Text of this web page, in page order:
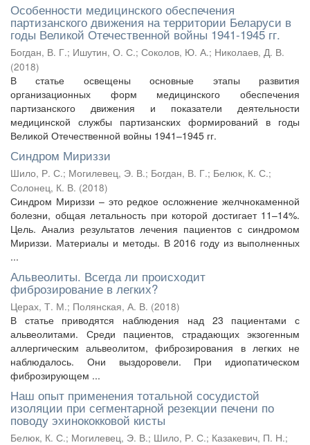
Особенности медицинского обеспечения
партизанского движения на территории Беларуси в
годы Великой Отечественной войны 1941-1945 гг.
Богдан, В. Г.; Ишутин, О. С.; Соколов, Ю. А.; Николаев, Д. В.
(2018)
В статье освещены основные этапы развития
организационных форм медицинского обеспечения
партизанского движения и показатели деятельности
медицинской службы партизанских формирований в годы
Великой Отечественной войны 1941–1945 гг.
Синдром Мириззи
Шило, Р. С.; Могилевец, Э. В.; Богдан, В. Г.; Белюк, К. С.;
Солонец, К. В. (2018)
Синдром Мириззи – это редкое осложнение желчнокаменной
болезни, общая летальность при которой достигает 11–14%.
Цель. Анализ результатов лечения пациентов с синдромом
Мириззи. Материалы и методы. В 2016 году из выполненных
...
Альвеолиты. Всегда ли происходит
фиброзирование в легких?
Церах, Т. М.; Полянская, А. В. (2018)
В статье приводятся наблюдения над 23 пациентами с
альвеолитами. Среди пациентов, страдающих экзогенным
аллергическим альвеолитом, фиброзирования в легких не
наблюдалось. Они выздоровели. При идиопатическом
фиброзирующем ...
Наш опыт применения тотальной сосудистой
изоляции при сегментарной резекции печени по
поводу эхинококковой кисты
Белюк, К. С.; Могилевец, Э. В.; Шило, Р. С.; Казакевич, П. Н.;